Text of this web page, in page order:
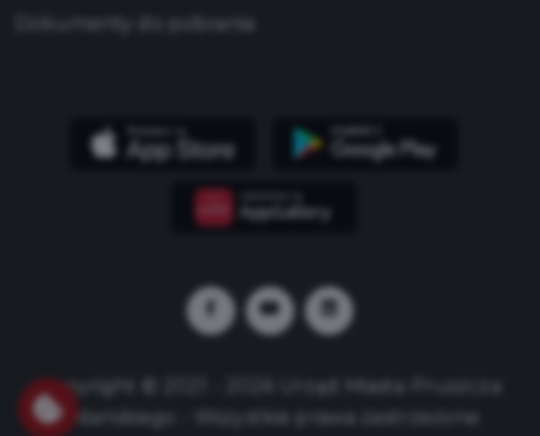
Dokumenty do pobrania
Copyright © 2021 - 2026 Urząd Miasta Pruszcza
Gdańskiego - Wszystkie prawa zastrzeżone